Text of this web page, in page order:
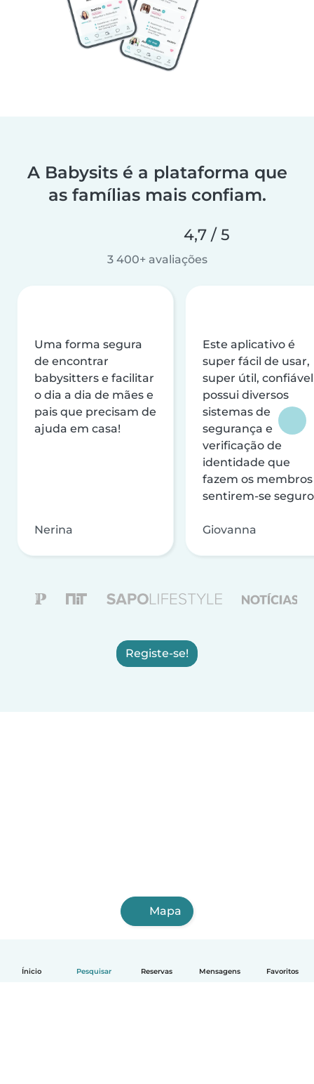
Ínicio Pesquisar Reservas Mensagens Favoritos
A Babysits é a plataforma que
as famílias mais confiam.
4,7 / 5
3 400+ avaliações
Uma forma segura
de encontrar
babysitters e facilitar
o dia a dia de mães e
pais que precisam de
ajuda em casa!
Nerina
Este aplicativo é
super fácil de usar,
super útil,
possui diversos
sistemas de
segurança e
verificação de
identidade que
fazem os membros
sentirem-se
Giovanna
Registe-se!
Mapa